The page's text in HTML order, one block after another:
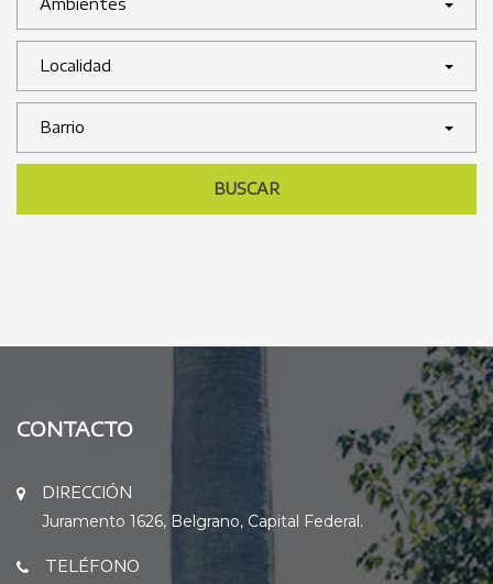
Ambientes
Localidad
Barrio
BUSCAR
CONTACTO
DIRECCIÓN
Juramento 1626, Belgrano, Capital Federal.
TELÉFONO